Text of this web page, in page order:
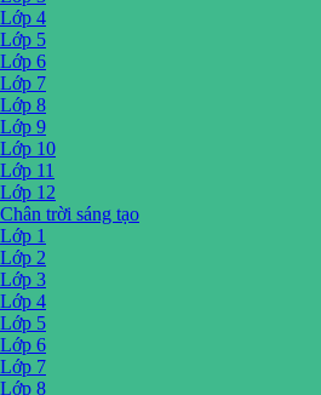
Lớp 4
Lớp 5
Lớp 6
Lớp 7
Lớp 8
Lớp 9
Lớp 10
Lớp 11
Lớp 12
Chân trời sáng tạo
Lớp 1
Lớp 2
Lớp 3
Lớp 4
Lớp 5
Lớp 6
Lớp 7
Lớp 8